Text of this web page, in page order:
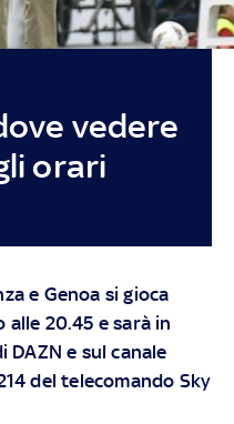
vedere
orari
e Genoa si gioca
alle 20.45 e sarà in
e sul canale
del telecomando Sky